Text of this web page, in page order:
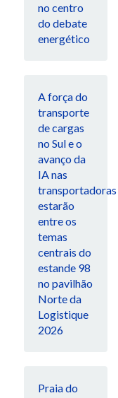
no centro
do debate
energético
A força do
transporte
de cargas
no Sul e o
avanço da
IA nas
transportadoras
estarão
entre os
temas
centrais do
estande 98
no pavilhão
Norte da
Logistique
2026
Praia do